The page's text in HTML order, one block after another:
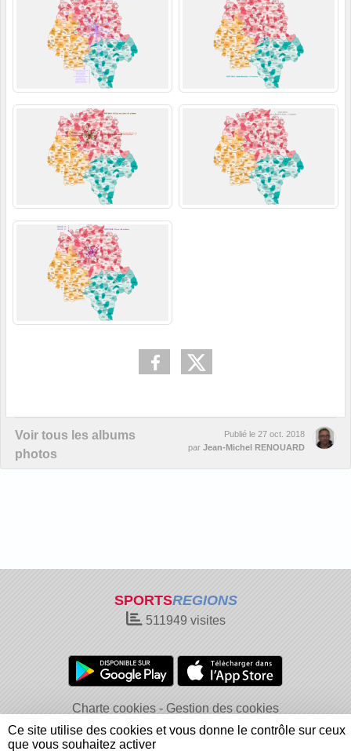
Voir tous les albums
photos
Publié le 27 oct. 2018
par Jean-Michel RENOUARD
SPORTSREGIONS
511949visites
Charte cookies
Gestion des cookies
Informations légales
Signaler un contenu inapproprié
Ce site utilise des cookies et vous donne le contrôle sur ceux
que vous souhaitez activer